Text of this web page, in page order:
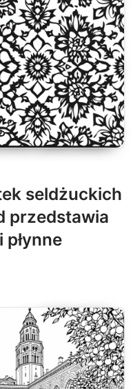
seldżuckich
przedstawia